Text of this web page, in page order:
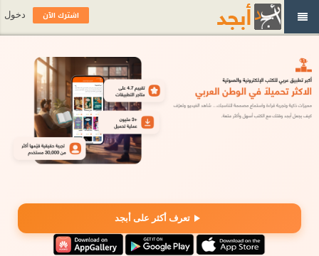
تعرف أكثر على أبجد
اشترك الآن دخول